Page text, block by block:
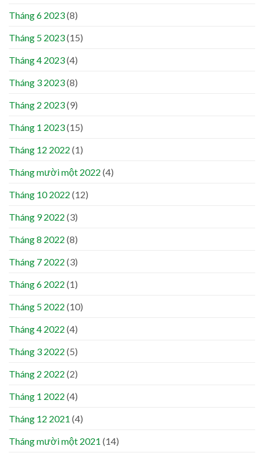
Tháng 6 2023(8)
Tháng 5 2023(15)
Tháng 4 2023(4)
Tháng 3 2023(8)
Tháng 2 2023(9)
Tháng 1 2023(15)
Tháng 12 2022 (1)
Tháng mười một 2022 (4)
Tháng 10 2022 (12)
Tháng 9 2022 (3)
Tháng 8 2022 (8)
Tháng 7 2022 (3)
Tháng 6 2022 (1)
Tháng 5 2022 (10)
Tháng 4 2022 (4)
Tháng 3 2022 (5)
Tháng 2 2022 (2)
Tháng 1 2022 (4)
Tháng 12 2021 (4)
Tháng mười một 2021 (14)